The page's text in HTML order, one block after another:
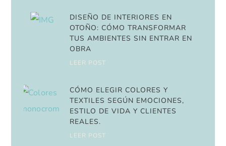
DISEÑO DE INTERIORES EN
OTOÑO: CÓMO TRANSFORMAR
TUS AMBIENTES SIN ENTRAR EN
OBRA
LEER POST
CÓMO ELEGIR COLORES Y
TEXTILES SEGÚN EMOCIONES,
ESTILO DE VIDA Y CLIENTES
REALES.
LEER POST